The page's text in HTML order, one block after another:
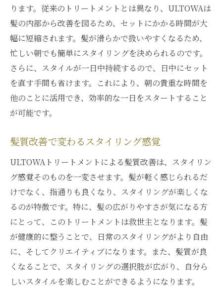
ります。従来のトリートメントとは異なり、ULTOWAは
髪の内部から改善を図るため、セットにかかる時間が大
幅に短縮されます。髪が滑らかで扱いやすくなるため、
忙しい朝でも簡単にスタイリングを決められるのです。
さらに、スタイルが一日中持続するので、日中にセット
を直す手間も省けます。これにより、朝の貴重な時間を
他のことに活用でき、効率的な一日をスタートすること
が可能です。
髪質改善で変わるスタイリング感覚
ULTOWAトリートメントによる髪質改善は、スタイリン
グ感覚そのものを一変させます。髪が軽く感じられるだ
けでなく、指通りも良くなり、スタイリングが楽しくな
るのが特徴です。特に、髪の広がりやすさが気になる方
にとって、このトリートメントは救世主となります。髪
が健康的に整うことで、日常のスタイリングがより自由
に、そしてクリエイティブになります。また、髪質が良
くなることで、スタイリングの選択肢が広がり、自分ら
しいスタイルを楽しむことができるようになります。